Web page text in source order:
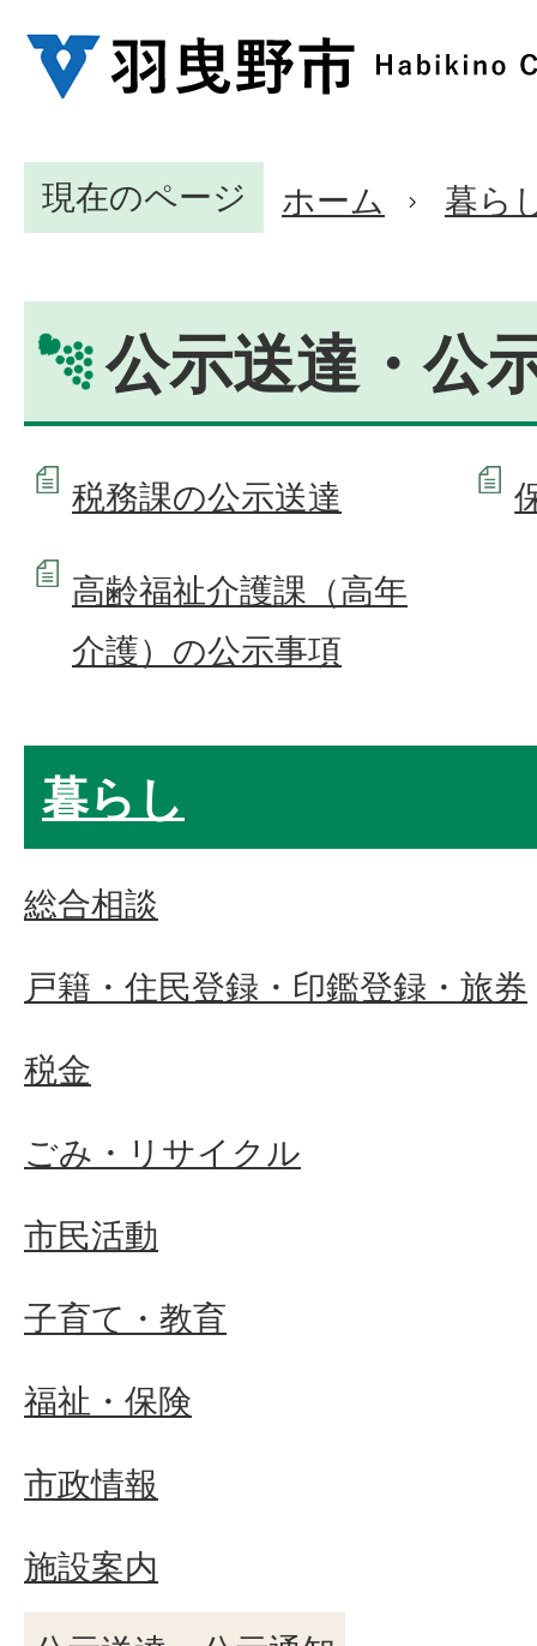
現在のページ ホーム 暮ら
公示送達・公
税務課の公示送達
高齢福祉介護課（高年
介護）の公示事項
暮らし
総合相談
戸籍・住民登録・印鑑登録・旅券
税金
ごみ・リサイクル
市民活動
子育て・教育
福祉・保険
市政情報
施設案内